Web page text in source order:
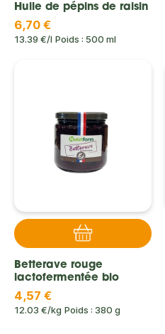
Huile de pépins de raisin
6,70 €
13.39 €/l Poids : 500 ml
Betterave rouge
lactofermentée bio
4,57 €
12.03 €/kg Poids : 380 g